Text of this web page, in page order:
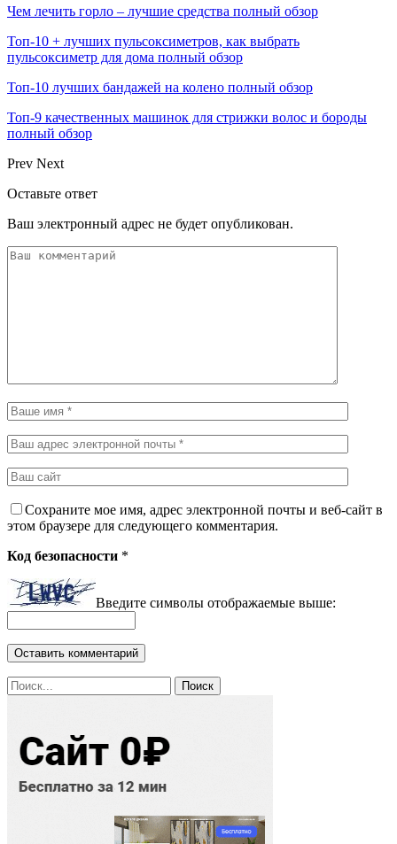
Чем лечить горло – лучшие средства полный обзор
Топ-10 + лучших пульсоксиметров, как выбрать
пульсоксиметр для дома полный обзор
Топ-10 лучших бандажей на колено полный обзор
Топ-9 качественных машинок для стрижки волос и бороды
полный обзор
Prev Next
Оставьте ответ
Ваш электронный адрес не будет опубликован.
Сохраните мое имя, адрес электронной почты и веб-сайт в
этом браузере для следующего комментария.
Код безопасности *
Введите символы отображаемые выше: